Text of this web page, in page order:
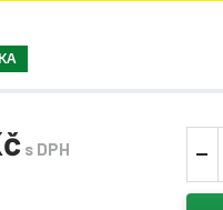
s DPH